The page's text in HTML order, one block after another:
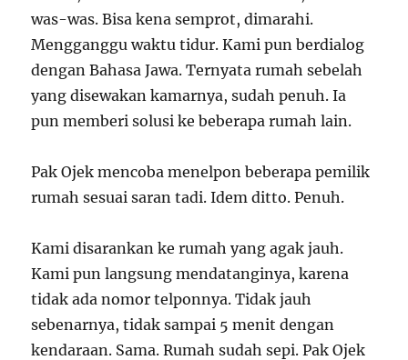
was-was. Bisa kena semprot, dimarahi.
Mengganggu waktu tidur. Kami pun berdialog
dengan Bahasa Jawa. Ternyata rumah sebelah
yang disewakan kamarnya, sudah penuh. Ia
pun memberi solusi ke beberapa rumah lain.
Pak Ojek mencoba menelpon beberapa pemilik
rumah sesuai saran tadi. Idem ditto. Penuh.
Kami disarankan ke rumah yang agak jauh.
Kami pun langsung mendatanginya, karena
tidak ada nomor telponnya. Tidak jauh
sebenarnya, tidak sampai 5 menit dengan
kendaraan. Sama. Rumah sudah sepi. Pak Ojek